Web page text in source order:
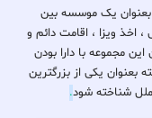
بعنوان یک موسسه بین
، اخذ ویزا ، اقامت دائم و
مجموعه با دارا بودن
بعنوان یکی از بزرگترین
شناخته شود.